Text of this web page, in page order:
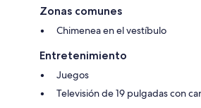
Zonas comunes
Chimenea en el vestíbulo
Entretenimiento
Juegos
Televisión de 19 pulgadas con